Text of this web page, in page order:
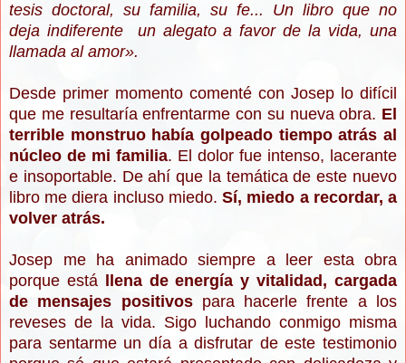
tesis doctoral, su familia, su fe... Un libro que no
deja indiferente un alegato a favor de la vida, una
llamada al amor».
Desde primer momento comenté con Josep lo difícil
que me resultaría enfrentarme con su nueva obra. El
terrible monstruo había golpeado tiempo atrás al
núcleo de mi familia. El dolor fue intenso, lacerante
e insoportable. De ahí que la temática de este nuevo
libro me diera incluso miedo.Sí, miedo a recordar, a
volver atrás.
Josep me ha animado siempre a leer esta obra
porque está
llena de energía y vitalidad, cargada
de mensajes positivospara hacerle frente a los
reveses de la vida. Sigo luchando conmigo misma
para sentarme un día a disfrutar de este testimonio